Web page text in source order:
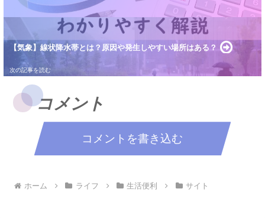
【気象】線状降水帯とは？原因や発生しやすい場所はある？
コメント
コメントを書き込む
ホーム ライフ 生活便利 サイト